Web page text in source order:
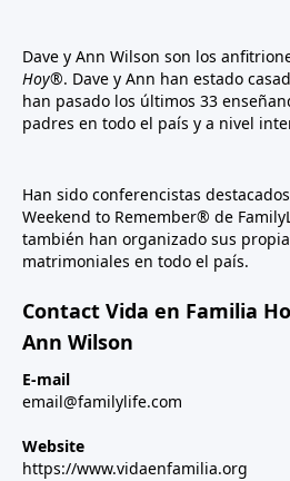
Dave y Ann Wilson son los
Hoy®. Dave y Ann han estado
han pasado los últimos 33
padres en todo el país y a nivel
Han sido conferencistas
Weekend to Remember® de
también han organizado sus
matrimoniales en todo el país.
Contact Vida en Familia
Ann Wilson
E-mail
email@familylife.com
Website
https://www.vidaenfamilia.org